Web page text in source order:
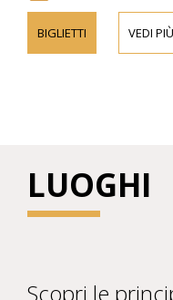
BIGLIETTI VEDI
LUOGHI
Scopri le